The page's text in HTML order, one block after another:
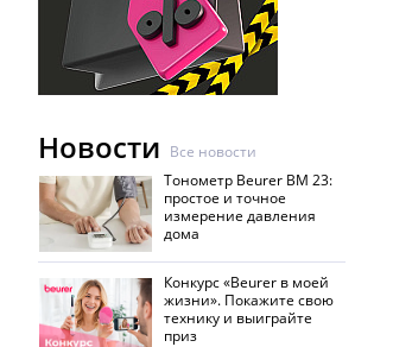
Новости Все новости
Тонометр Beurer BM 23:
простое и точное
измерение давления
дома
Конкурс «Beurer в моей
жизни». Покажите свою
технику и выиграйте
приз